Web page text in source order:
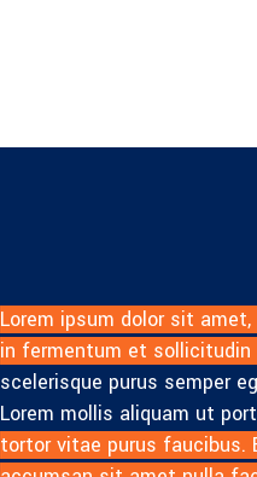
Lorem ipsum dolor sit
in fermentum et
scelerisque purus semper
Lorem mollis aliquam ut
tortor vitae purus faucibus.